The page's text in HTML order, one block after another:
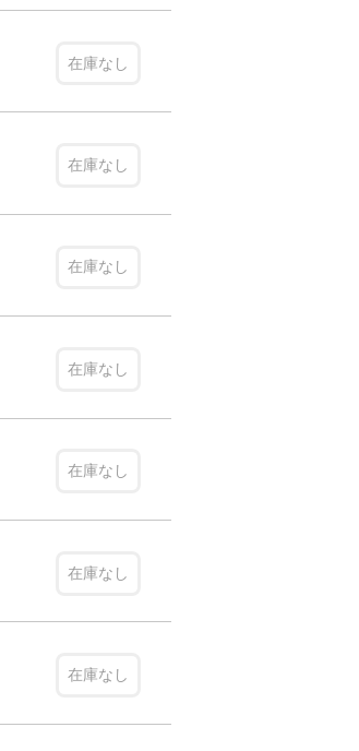
在庫なし
在庫なし
在庫なし
在庫なし
在庫なし
在庫なし
在庫なし